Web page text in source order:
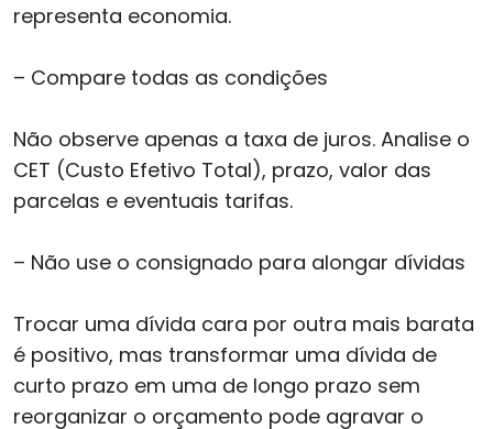
representa economia.
– Compare todas as condições
Não observe apenas a taxa de juros. Analise o
CET (Custo Efetivo Total), prazo, valor das
parcelas e eventuais tarifas.
– Não use o consignado para alongar dívidas
Trocar uma dívida cara por outra mais barata
é positivo, mas transformar uma dívida de
curto prazo em uma de longo prazo sem
reorganizar o orçamento pode agravar o